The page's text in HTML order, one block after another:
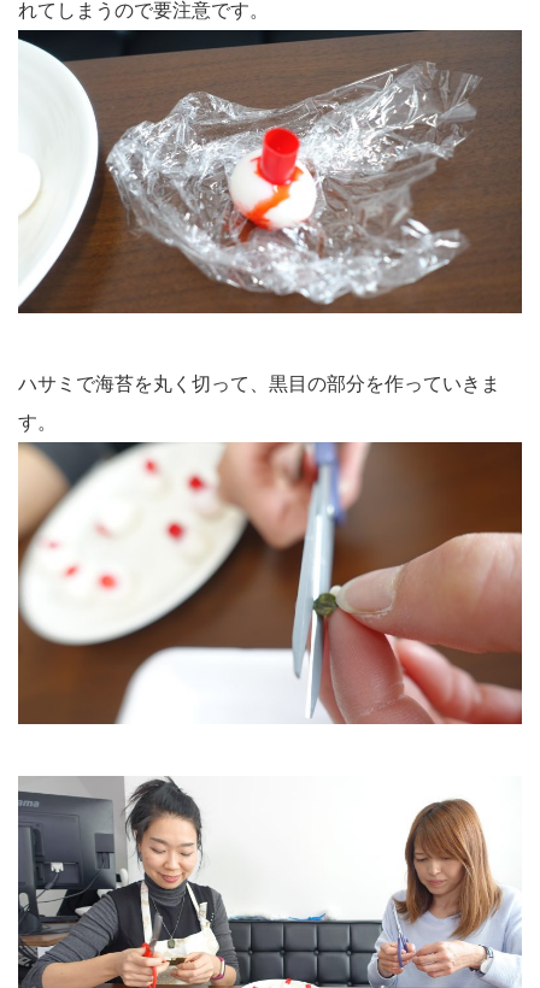
れてしまうので要注意です。
ハサミで海苔を丸く切って、黒目の部分を作っていきま
す。